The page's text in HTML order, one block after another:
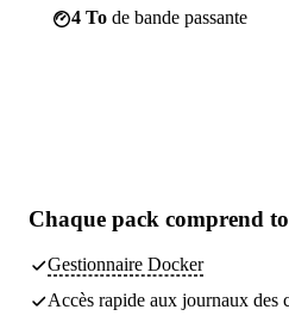
4 To de bande passante
Chaque pack comprend
Gestionnaire Docker
Accès rapide aux journaux des